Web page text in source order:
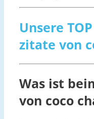
Unsere
zitate von
Was ist
von coco